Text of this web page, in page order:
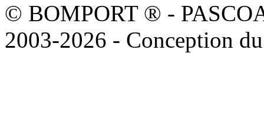
© BOMPORT ® -
2003-2026 - Conception